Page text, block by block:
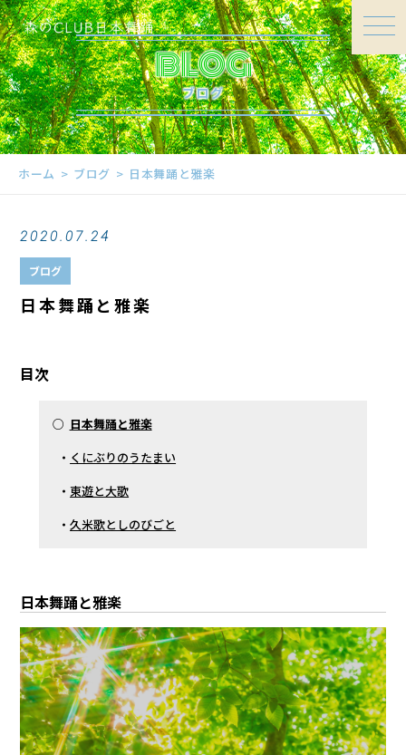
BLOG
ブログ
ホーム ブログ 日本舞踊と雅楽
2020.07.24
ブログ
日本舞踊と雅楽
目次
○ 日本舞踊と雅楽
・ くにぶりのうたまい
・東遊と大歌
・久米歌としのびごと
日本舞踊と雅楽